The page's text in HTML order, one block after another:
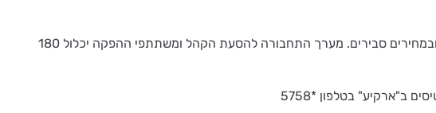
מלונות ים המלח ערוכים לקבל את הקהל הרב שיגיע לצפות באופרה "כרמן" למרגלות המצדה עם הצעות לחבילות ייעודיות ובמחירים סבירים. מערך התחבורה להסעת הקהל ומשתתפי ההפקה יכלול 180